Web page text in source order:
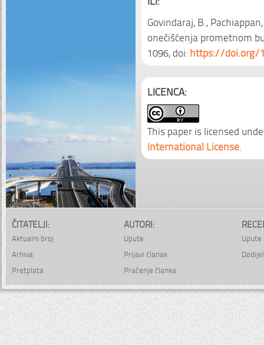
Govindaraj, B.,
onečišćenja prometnom
1096, doi:https://doi.org/
LICENCA:
This paper is licensed
International License
ČITATELJI:
Aktualni broj
Arhiva
Pretplata
AUTORI:
Upute
Prijavi članak
Praćenje članka
Upute